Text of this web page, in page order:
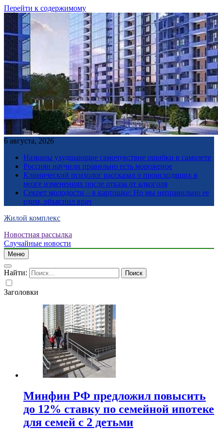
Перейти к содержимому
6 августа, 2026
Названы ухудшающие самочувствие ошибки в самолете
Россиян научили правильно есть мороженое
Клинический психолог рассказал о происходящих в
мозге изменениях после отказа от алкоголя
Секрет молодости – в картошке: Но мы неправильно ее
едим, объяснил врач
Жилой комплекс
Новостная рассылка
Случайные новости
Меню
Найти:
Заголовки
Минфин РФ предложил повысить
до 12% ставку по семейной ипотеке
для семей с 2 детьми